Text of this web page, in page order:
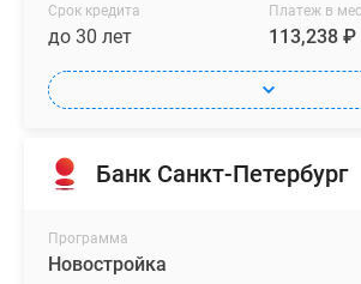
Срок кредита
до 30 лет
Платеж в
113,238 ₽
Банк Санкт-Петербург
Программа
Новостройка